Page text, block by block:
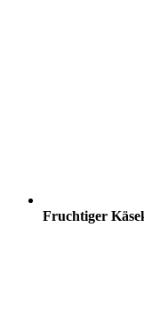
Fruchtiger